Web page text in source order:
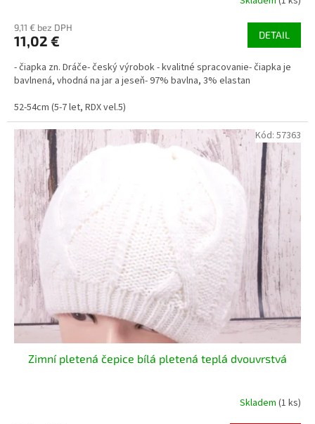
9,11 € bez DPH
11,02 € DETAIL
- čiapka zn. Dráče- český výrobok - kvalitné spracovanie- čiapka je
bavlnená, vhodná na jar a jeseň- 97% bavlna, 3% elastan
52-54cm (5-7 let, RDX vel.5)
Zimní pletená čepice bílá pletená teplá dvouvrstvá
Skladem (1 ks)
Kód: 57363